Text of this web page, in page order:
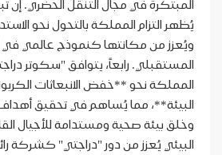
المبتكرة في مجال التنقل الحضري. إن
يُظهر التزام المملكة بالتحول نحو
ويُعزز من مكانتها كنموذج عالمي في
المستقبلي. رابعاً، يتوافق "سكوتر
المملكة نحو **خفض الانبعاثات
البيئة**، مما يُساهم في تحقيق أهداف
وخلق بيئة صحية ومستدامة للأجيال
البيئي يُعزز من دور "دراجتي" كشركة